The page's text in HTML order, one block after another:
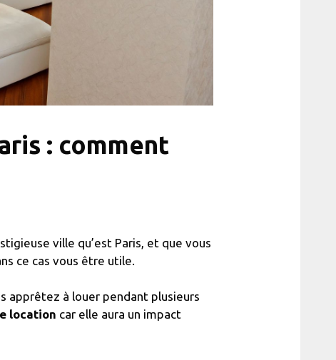
: comment
ville qu’est Paris, et que vous
ce cas vous être utile.
apprêtez à louer pendant plusieurs
location car elle aura un impact